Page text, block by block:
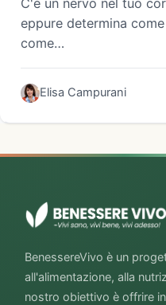
C'è un nervo nel tuo
eppure determina
come…
Elisa Campurani
BenessereVivo è un
all'alimentazione, alla
nostro obiettivo è offrire